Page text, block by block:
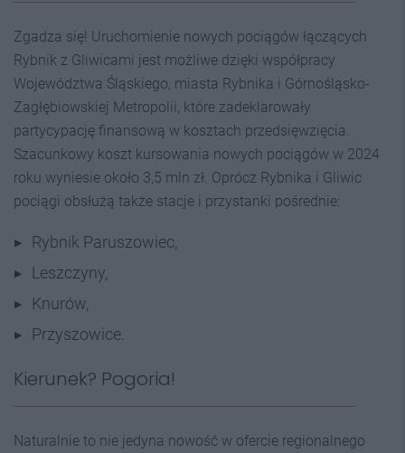
Zgadza się! Uruchomienie nowych pociągów łączących
Rybnik z Gliwicami jest możliwe dzięki współpracy
Województwa Śląskiego, miasta Rybnika i Górnośląsko-
Zagłębiowskiej Metropolii, które zadeklarowały
partycypację finansową w kosztach przedsięwzięcia.
Szacunkowy koszt kursowania nowych pociągów w 2024
roku wyniesie około 3,5 mln zł. Oprócz Rybnika i Gliwic
pociągi obsłużą także stacje i przystanki pośrednie:
Rybnik Paruszowiec,
Leszczyny,
Knurów,
Przyszowice.
Kierunek? Pogoria!
Naturalnie to nie jedyna nowość w ofercie regionalnego